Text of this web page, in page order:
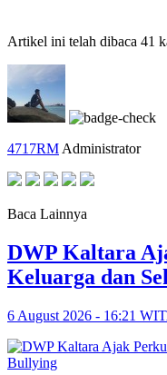
Artikel ini telah dibaca 41
4717RM Administrator
Baca Lainnya
DWP Kaltara
Keluarga dan
6 August 2026 - 16:21